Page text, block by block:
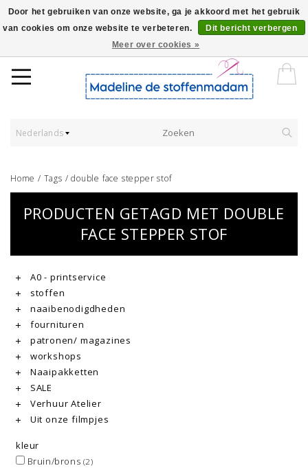
Worldwide Shipping - Onze stoffen worden verkocht per 10 cm.
Nederlands
Home / Tags /double face stepper stof
PRODUCTEN GETAGD MET DOUBLE
FACE STEPPER STOF
A0 - printservice
stoffen
naaibenodigdheden
fournituren
patronen/ magazines
workshops
Naaipakketten
SALE
Verhuur Atelier
Uit onze filmpjes
kleur
Bruin/brons (2)
Door het gebruiken van onze website, ga je akkoord met het gebruik
van cookies om onze website te verbeteren.
Dit bericht verbergen
Meer over cookies »